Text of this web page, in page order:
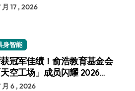
月 17 , 2026
身智能
冠军佳绩！俞浩教育基金会
天空工场」成员闪耀 2026
机器人世界杯
月 6 , 2026